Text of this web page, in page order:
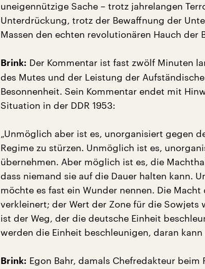
uneigennützige Sache – trotz jahrelangen
Unterdrückung, trotz der Bewaffnung der
Massen den echten revolutionären Hauch der
Brink: Der Kommentar ist fast zwölf Minuten
des Mutes und der Leistung der
Besonnenheit. Sein Kommentar endet mit
Situation in der DDR 1953:
„Unmöglich aber ist es, unorganisiert gegen
Regime zu stürzen. Unmöglich ist es,
übernehmen. Aber möglich ist es, die
dass niemand sie auf die Dauer halten kann.
möchte es fast ein Wunder nennen. Die
verkleinert; der Wert der Zone für die Sowjets
ist der Weg, der die deutsche Einheit
werden die Einheit beschleunigen, daran kann
Brink: Egon Bahr, damals Chefredakteur beim